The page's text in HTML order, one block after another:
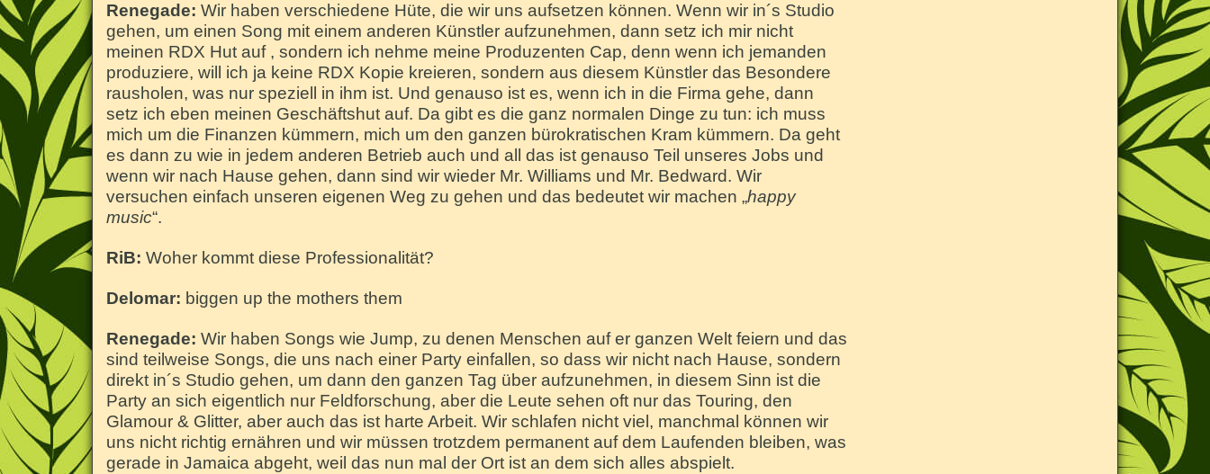
Renegade: Wir haben verschiedene Hüte, die wir uns aufsetzen können. Wenn wir in´s Studio
gehen, um einen Song mit einem anderen Künstler aufzunehmen, dann setz ich mir nicht
meinen RDX Hut auf , sondern ich nehme meine Produzenten Cap, denn wenn ich jemanden
produziere, will ich ja keine RDX Kopie kreieren, sondern aus diesem Künstler das Besondere
rausholen, was nur speziell in ihm ist. Und genauso ist es, wenn ich in die Firma gehe, dann
setz ich eben meinen Geschäftshut auf. Da gibt es die ganz normalen Dinge zu tun: ich muss
mich um die Finanzen kümmern, mich um den ganzen bürokratischen Kram kümmern. Da geht
es dann zu wie in jedem anderen Betrieb auch und all das ist genauso Teil unseres Jobs und
wenn wir nach Hause gehen, dann sind wir wieder Mr. Williams und Mr. Bedward. Wir
versuchen einfach unseren eigenen Weg zu gehen und das bedeutet wir machen „happy
music“.
RiB: Woher kommt diese Professionalität?
Delomar: biggen up the mothers them
Renegade: Wir haben Songs wie Jump, zu denen Menschen auf er ganzen Welt feiern und das
sind teilweise Songs, die uns nach einer Party einfallen, so dass wir nicht nach Hause, sondern
direkt in´s Studio gehen, um dann den ganzen Tag über aufzunehmen, in diesem Sinn ist die
Party an sich eigentlich nur Feldforschung, aber die Leute sehen oft nur das Touring, den
Glamour & Glitter, aber auch das ist harte Arbeit. Wir schlafen nicht viel, manchmal können wir
uns nicht richtig ernähren und wir müssen trotzdem permanent auf dem Laufenden bleiben, was
gerade in Jamaica abgeht, weil das nun mal der Ort ist an dem sich alles abspielt.